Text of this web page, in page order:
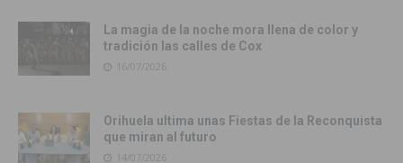
La magia de la noche mora llena de color y
tradición las calles de Cox
16/07/2026
Orihuela ultima unas Fiestas de la Reconquista
que miran al futuro
14/07/2026